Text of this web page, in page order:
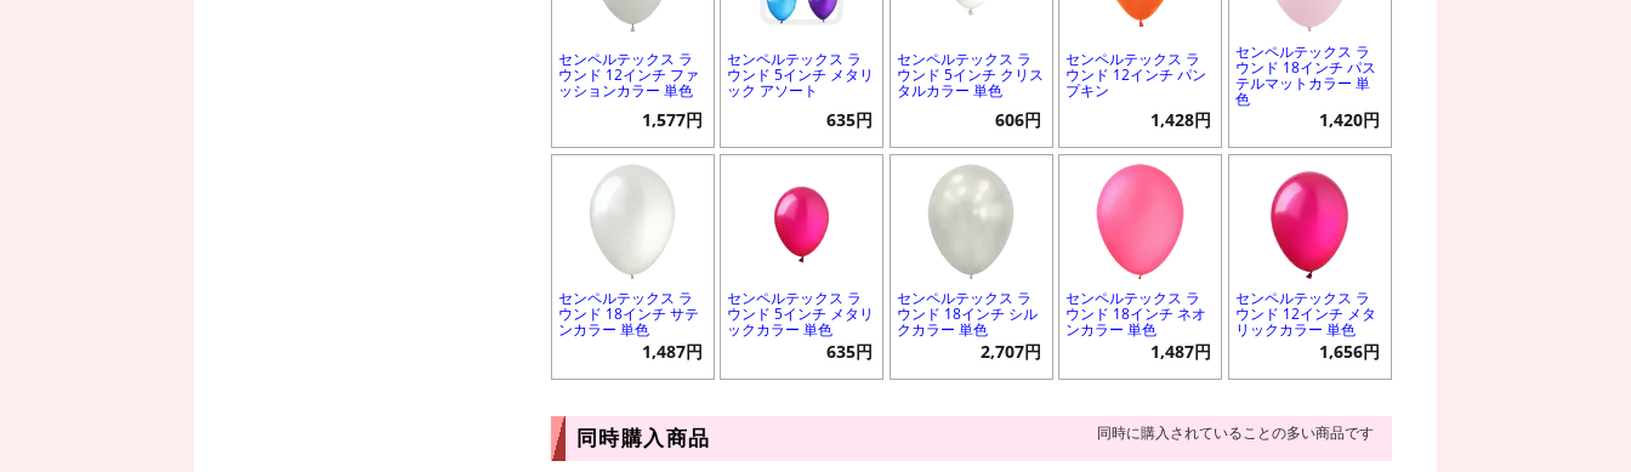
センペルテックス ラ
ウンド 12インチ ファ
ッションカラー 単色
1,577円
センペルテックス ラ
ウンド 5インチ メタリ
ック アソート
635円
センペルテックス ラ
ウンド 5インチ クリス
タルカラー 単色
606円
センペルテックス ラ
ウンド 12インチ パン
プキン
1,428円
センペルテックス ラ
ウンド 18インチ パス
テルマットカラー 単
色
1,420円
センペルテックス ラ
ウンド 18インチ サテ
ンカラー 単色
1,487円
センペルテックス ラ
ウンド 5インチ メタリ
ックカラー 単色
635円
センペルテックス ラ
ウンド 18インチ シル
クカラー 単色
2,707円
センペルテックス ラ
ウンド 18インチ ネオ
ンカラー 単色
1,487円
センペルテックス ラ
ウンド 12インチ メタ
リックカラー 単色
1,656円
同時購入商品 同時に購入されていることの多い商品です